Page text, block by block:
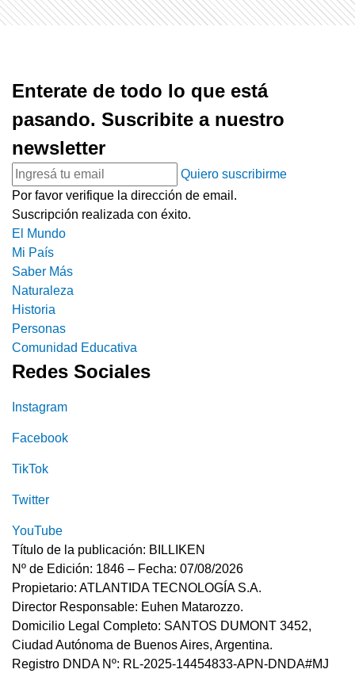
Enterate de todo lo que está
pasando. Suscribite a nuestro
newsletter
Quiero suscribirme
Por favor verifique la dirección de email.
Suscripción realizada con éxito.
El Mundo
Mi País
Saber Más
Naturaleza
Historia
Personas
Comunidad Educativa
Redes Sociales
Instagram
Facebook
TikTok
Twitter
YouTube
Título de la publicación: BILLIKEN
Nº de Edición: 1846 – Fecha: 07/08/2026
Propietario: ATLANTIDA TECNOLOGÍA S.A.
Director Responsable: Euhen Matarozzo.
Domicilio Legal Completo: SANTOS DUMONT 3452,
Ciudad Autónoma de Buenos Aires, Argentina.
Registro DNDA Nº: RL-2025-14454833-APN-DNDA#MJ